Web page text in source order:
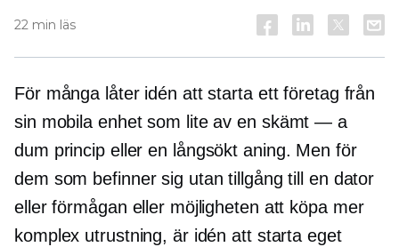
22 min läs
För många låter idén att starta ett företag från
sin mobila enhet som lite av en skämt — a
dum princip eller en långsökt aning. Men för
dem som befinner sig utan tillgång till en dator
eller förmågan eller möjligheten att köpa mer
komplex utrustning, är idén att starta eget